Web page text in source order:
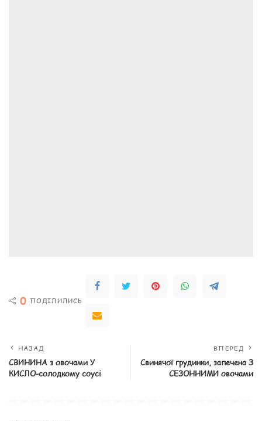
0 ПОДІЛИЛИСЬ
НАЗАД
СВИНИНА з овочами У
КИСЛО-солодкому соусі
ВПЕРЕД
Свинячої грудинки, запечена З
СЕЗОННИМИ овочами